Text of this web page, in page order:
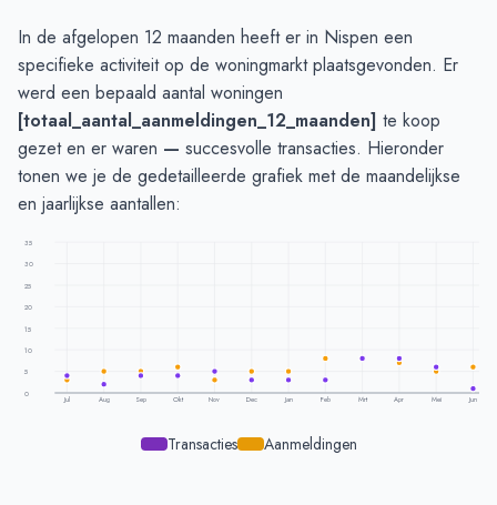
In de afgelopen 12 maanden heeft er in Nispen een
specifieke activiteit op de woningmarkt plaatsgevonden. Er
werd een bepaald aantal woningen
[totaal_aantal_aanmeldingen_12_maanden] te koop
gezet en er waren — succesvolle transacties. Hieronder
tonen we je de gedetailleerde grafiek met de maandelijkse
en jaarlijkse aantallen:
35
30
25
20
15
10
5
0
Jul Aug Sep Okt Nov Dec Jan Feb Mrt Apr Mei Jun
Transacties Aanmeldingen